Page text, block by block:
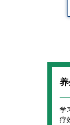
学
疗